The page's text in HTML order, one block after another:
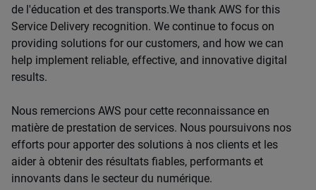
de l'éducation et des transports.We thank AWS for this
Service Delivery recognition. We continue to focus on
providing solutions for our customers, and how we can
help implement reliable, effective, and innovative digital
results.
Nous remercions AWS pour cette reconnaissance en
matière de prestation de services. Nous poursuivons nos
efforts pour apporter des solutions à nos clients et les
aider à obtenir des résultats fiables, performants et
innovants dans le secteur du numérique.